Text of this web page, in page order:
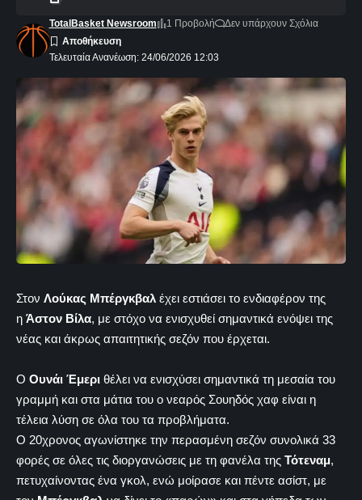
Τελευταία Ανανέωση: 24/06/2026 12:03
TotalBasket Newsroom 1 Προβολή Δεν υπάρχουν Σχόλια
Στον Λούκας Μπέργκβαλ έχει εστιάσει το ενδιαφέρον της
η Άστον Βίλα, με στόχο να ενισχυθεί σημαντικά ενόψει της
νέας και άκρως απαιτητικής σεζόν που έρχεται.
Ο Ουνάι Έμερι θέλει να ενισχύσει σημαντικά τη μεσαία του
γραμμή και στα μάτια του ο νεαρός Σουηδός χαφ είναι η
τέλεια λύση σε όλα του τα προβλήματα.
Ο 20χρονος αγωνίστηκε την περασμένη σεζόν συνολικά 33
φορές σε όλες τις διοργανώσεις με τη φανέλα της Τότεναμ,
πετυχαίνοντας ένα γκολ, ενώ μοίρασε και πέντε ασίστ, με